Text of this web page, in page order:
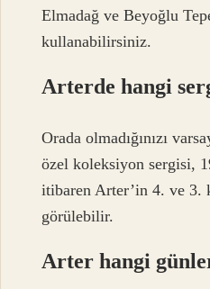
Elmadağ ve Beyoğlu
kullanabilirsiniz.
Arterde hangi
Orada olmadığınızı
özel koleksiyon sergisi,
itibaren Arter’in 4. ve 3.
görülebilir.
Arter hangi